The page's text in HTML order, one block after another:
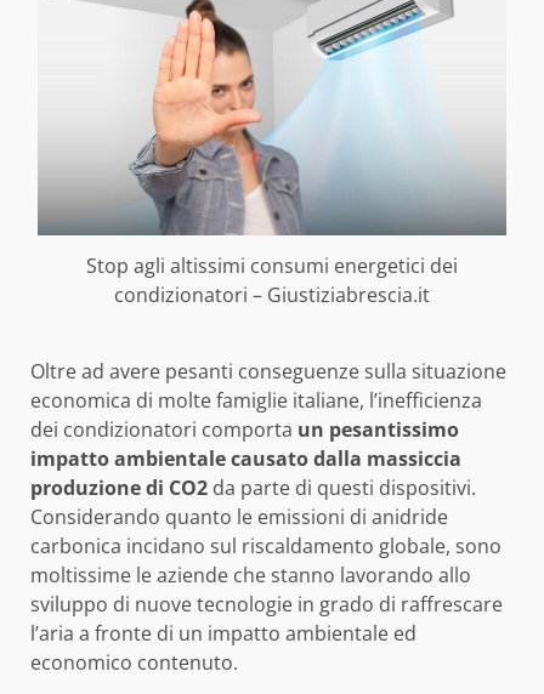
Stop agli altissimi consumi energetici dei
condizionatori – Giustiziabrescia.it
Oltre ad avere pesanti conseguenze sulla situazione
economica di molte famiglie italiane, l’inefficienza
dei condizionatori comporta un pesantissimo
impatto ambientale causato dalla massiccia
produzione di CO2 da parte di questi dispositivi.
Considerando quanto le emissioni di anidride
carbonica incidano sul riscaldamento globale, sono
moltissime le aziende che stanno lavorando allo
sviluppo di nuove tecnologie in grado di raffrescare
l’aria a fronte di un impatto ambientale ed
economico contenuto.